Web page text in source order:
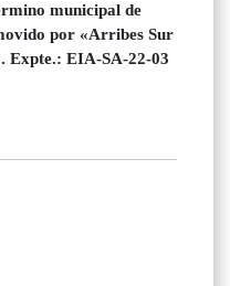
municipal de
por «Arribes Sur
Expte.: EIA-SA-22-03